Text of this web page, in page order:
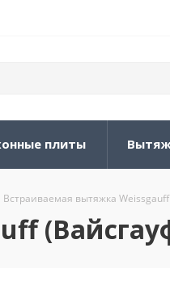
плиты
Встраиваемая вытяжка